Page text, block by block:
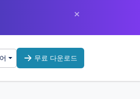
×
무료 다운로드